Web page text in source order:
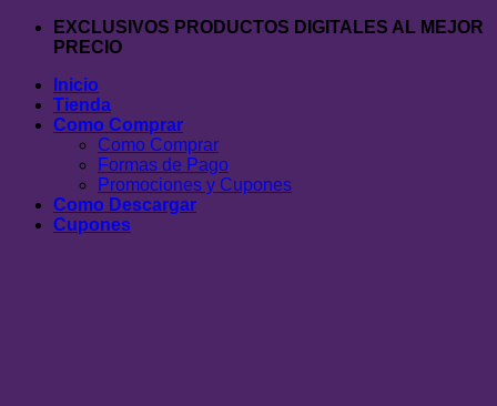
Saltar
EXCLUSIVOS PRODUCTOS DIGITALES AL MEJOR
PRECIO
Inicio
Tienda
Como Comprar
Como Comprar
Formas de Pago
Promociones y Cupones
Como Descargar
Cupones